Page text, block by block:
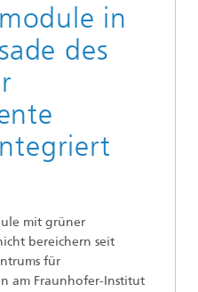
in
des
mit grüner
bereichern seit
für
am Fraunhofer-Institut